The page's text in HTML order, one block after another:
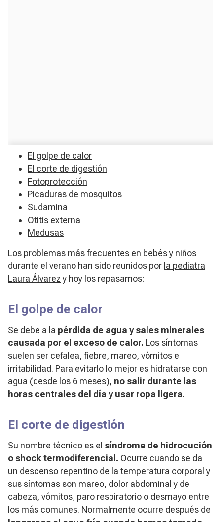
El golpe de calor
El corte de digestión
Fotoprotección
Picaduras de mosquitos
Sudamina
Otitis externa
Medusas
Los problemas más frecuentes en bebés y niños
durante el verano han sido reunidos por la pediatra
Laura Álvarezy hoy los repasamos:
El golpe de calor
Se debe a la pérdida de agua y sales minerales
causada por el exceso de calor. Los síntomas
suelen ser cefalea, fiebre, mareo, vómitos e
irritabilidad. Para evitarlo lo mejor es hidratarse con
agua (desde los 6 meses), no salir durante las
horas centrales del día y usar ropa ligera.
El corte de digestión
Su nombre técnico es el síndrome de hidrocución
o shock termodiferencial. Ocurre cuando se da
un descenso repentino de la temperatura corporal y
sus síntomas son mareo, dolor abdominal y de
cabeza, vómitos, paro respiratorio o desmayo entre
los más comunes. Normalmente ocurre después de